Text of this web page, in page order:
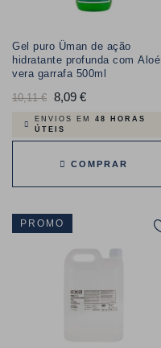
Gel puro Üman de ação
hidratante profunda com Aloé
vera garrafa 500ml
Preço
normal
10,11 € 8,09 €Preço
ENVIOS EM 48 HORAS
ÚTEIS
COMPRAR
PROMO